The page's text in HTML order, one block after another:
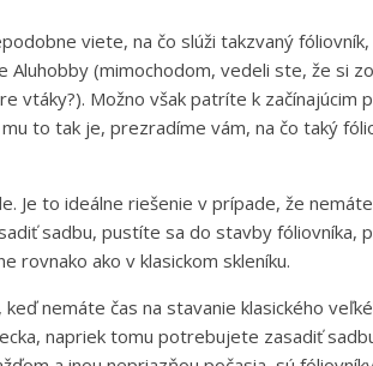
viete, na čo slúži takzvaný
(mimochodom, vedeli ste, že si
vtáky?). Možno však patríte k začínajúcim
to tak je, prezradíme vám, na čo taký
Je to ideálne riešenie v prípade, že
sadbu, pustíte sa do stavby fóliovníka,
rovnako ako v klasickom skleníku.
nemáte čas na stavanie klasického
napriek tomu potrebujete zasadiť